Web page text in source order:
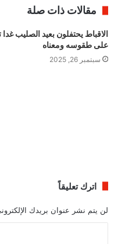
مقالات ذات صلة
الاقباط يحتفلون بعيد الصليب
على طقوسه ومعناه
سبتمبر 26, 2025
اترك تعليقاً
لن يتم نشر عنوان بريدك